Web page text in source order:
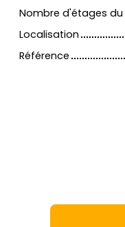
Nombre d'étages
Localisation
Référence